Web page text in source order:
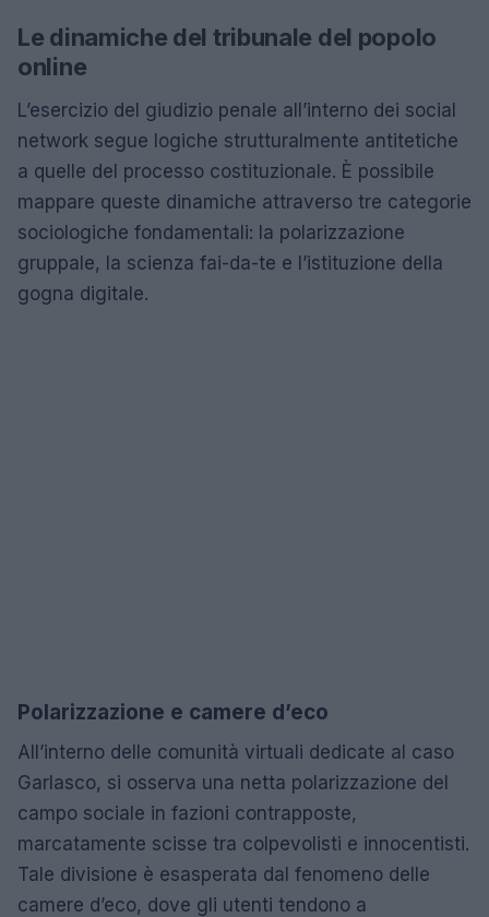
Le dinamiche del tribunale del popolo
online
L’esercizio del giudizio penale all’interno dei social
network segue logiche strutturalmente antitetiche
a quelle del processo costituzionale. È possibile
mappare queste dinamiche attraverso tre categorie
sociologiche fondamentali: la polarizzazione
gruppale, la scienza fai-da-te e l’istituzione della
gogna digitale.
Polarizzazione e camere d’eco
All’interno delle comunità virtuali dedicate al caso
Garlasco, si osserva una netta polarizzazione del
campo sociale in fazioni contrapposte,
marcatamente scisse tra colpevolisti e innocentisti.
Tale divisione è esasperata dal fenomeno delle
camere d’eco, dove gli utenti tendono a